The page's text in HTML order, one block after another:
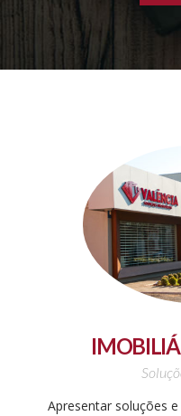
Apresentar soluções